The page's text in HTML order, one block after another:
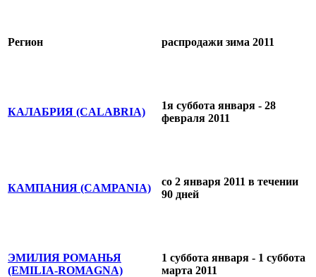
Регион распродажи зима 2011
КАЛАБРИЯ (CALABRIA)
1я суббота января - 28
февраля 2011
КАМПАНИЯ (CAMPANIA)
со 2 января 2011 в течении
90 дней
ЭМИЛИЯ РОМАНЬЯ
(EMILIA-ROMAGNA)
1 суббота января - 1 суббота
марта 2011